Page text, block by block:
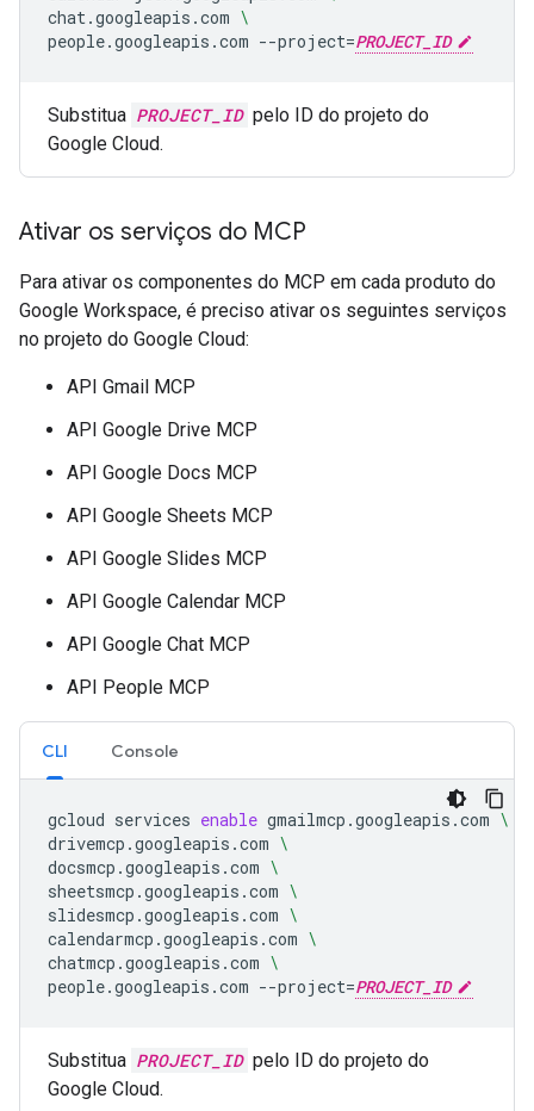
chat.googleapis.com \
people.googleapis.com --project=PROJECT_ID
Substitua PROJECT_ID pelo ID do projeto do
Google Cloud.
Ativar os serviços do MCP
Para ativar os componentes do MCP em cada produto do
Google Workspace, é preciso ativar os seguintes serviços
no projeto do Google Cloud:
API Gmail MCP
API Google Drive MCP
API Google Docs MCP
API Google Sheets MCP
API Google Slides MCP
API Google Calendar MCP
API Google Chat MCP
API People MCP
CLI Console
gcloud services enable gmailmcp.googleapis.com \
drivemcp.googleapis.com \
docsmcp.googleapis.com \
sheetsmcp.googleapis.com \
slidesmcp.googleapis.com \
calendarmcp.googleapis.com \
chatmcp.googleapis.com \
people.googleapis.com --project=PROJECT_ID
Substitua PROJECT_ID pelo ID do projeto do
Google Cloud.